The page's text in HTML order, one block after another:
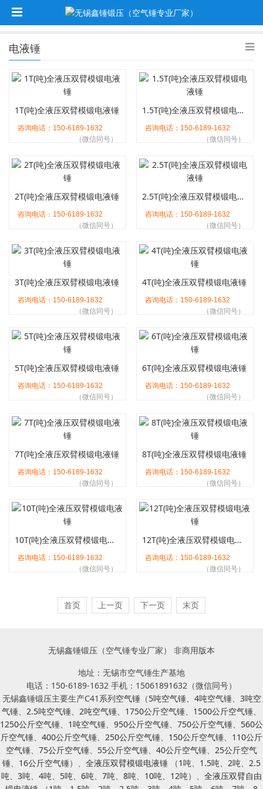
电液锤
1T(吨)全液压双臂模锻电液锤
咨询电话：150-6189-1632
（微信同号）
1.5T(吨)全液压双臂模锻电液锤
咨询电话：150-6189-1632
（微信同号）
2T(吨)全液压双臂模锻电液锤
咨询电话：150-6189-1632
（微信同号）
2.5T(吨)全液压双臂模锻电液锤
咨询电话：150-6189-1632
（微信同号）
3T(吨)全液压双臂模锻电液锤
咨询电话：150-6189-1632
（微信同号）
4T(吨)全液压双臂模锻电液锤
咨询电话：150-6189-1632
（微信同号）
5T(吨)全液压双臂模锻电液锤
咨询电话：150-6189-1632
（微信同号）
6T(吨)全液压双臂模锻电液锤
咨询电话：150-6189-1632
（微信同号）
7T(吨)全液压双臂模锻电液锤
咨询电话：150-6189-1632
（微信同号）
8T(吨)全液压双臂模锻电液锤
咨询电话：150-6189-1632
（微信同号）
10T(吨)全液压双臂模锻电液锤
咨询电话：150-6189-1632
（微信同号）
12T(吨)全液压双臂模锻电液锤
咨询电话：150-6189-1632
（微信同号）
首页 上一页 下一页 末页
无锡鑫锤锻压（空气锤专业厂家） 非商用版本
地址：无锡市空气锤生产基地
电话：150-6189-1632 手机：15061891632（微信同号）
无锡鑫锤锻压主要生产C41系列空气锤（5吨空气锤、 4吨空气锤、 3吨空
气锤
2.5吨空气锤 2吨空气锤 1750公斤空气锤 1500公斤空气锤
1250公斤空气锤
1吨空气锤 950公斤空气锤 750公斤空气锤
560公
斤空气锤
400公斤空气锤 250公斤空气锤 150公斤空气锤
110公斤
空气锤
75公斤空气锤 55公斤空气锤 40公斤空气锤
25公斤空气
锤
16公斤空气锤）、 全液压双臂模锻电液锤 （1吨 1.5吨 2吨
2.5
吨
3吨 4吨 5吨 6吨 7吨 8吨 10吨 12吨）、 全液压双臂自由